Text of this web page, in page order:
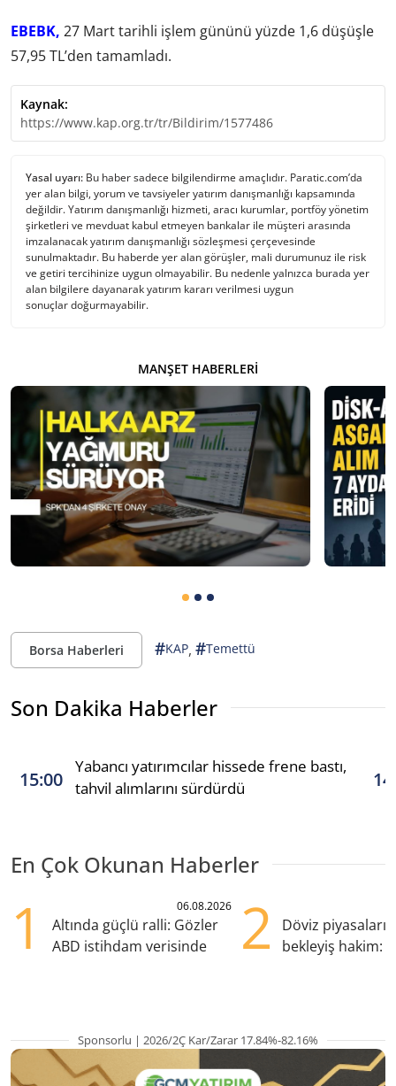
EBEBK, 27 Mart tarihli işlem gününü yüzde 1,6 düşüşle
57,95 TL’den tamamladı.
Kaynak:
https://www.kap.org.tr/tr/Bildirim/1577486
Yasal uyarı: Bu haber sadece bilgilendirme amaçlıdır. Paratic.com’da
yer alan bilgi, yorum ve tavsiyeler yatırım danışmanlığı kapsamında
değildir. Yatırım danışmanlığı hizmeti, aracı kurumlar, portföy yönetim
şirketleri ve mevduat kabul etmeyen bankalar ile müşteri arasında
imzalanacak yatırım danışmanlığı sözleşmesi çerçevesinde
sunulmaktadır. Bu haberde yer alan görüşler, mali durumunuz ile risk
ve getiri tercihinize uygun olmayabilir. Bu nedenle yalnızca burada yer
alan bilgilere dayanarak yatırım kararı verilmesi uygun
sonuçlar doğurmayabilir.
MANŞET HABERLERI
Borsa Haberleri #KAP, #Temettü
Son Dakika Haberler
15:00
Yabancı yatırımcılar hissede frene bastı,
tahvil alımlarını sürdürdü
En Çok Okunan Haberler
1 06.08.2026
Altında güçlü ralli: Gözler
ABD istihdam verisinde
2
Döviz
bekleyiş hakim:
Sponsorlu | 2026/2Ç Kar/Zarar 17.84%-82.16%